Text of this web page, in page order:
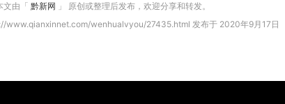
文由「 黔新网 」 原创或整理后发布，欢迎分享和转发。
www.qianxinnet.com/wenhualvyou/27435.html 发布于 2020年9月17日